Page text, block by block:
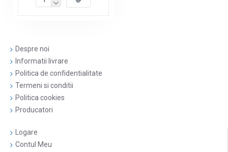
Despre noi
Informatii livrare
Politica de confidentialitate
Termeni si conditii
Politica cookies
Producatori
Logare
Contul Meu